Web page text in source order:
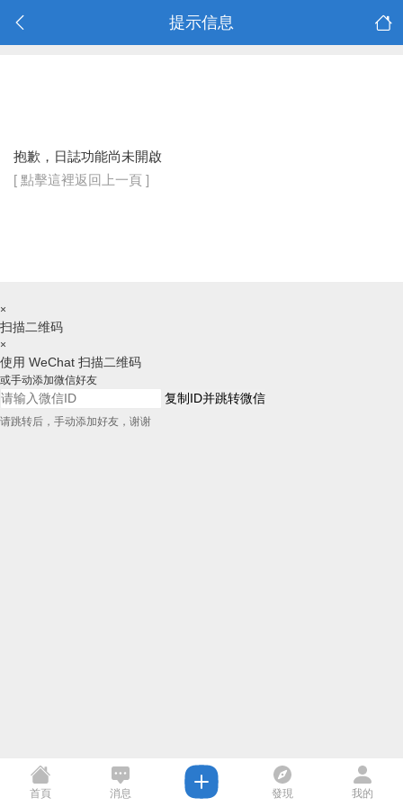
提示信息
抱歉，日誌功能尚未開啟
[ 點擊這裡返回上一頁 ]
×
扫描二维码
×
使用 WeChat 扫描二维码
或手动添加微信好友
复制ID并跳转微信
请跳转后，手动添加好友，谢谢
首頁 消息 發現 我的